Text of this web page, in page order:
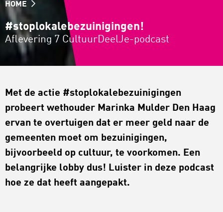
HOME
#stoplokalebezuinigingen!
Aflevering 7 CultuurDeelJe-podcast
Met de actie #stoplokalebezuinigingen
probeert wethouder Marinka Mulder Den Haag
ervan te overtuigen dat er meer geld naar de
gemeenten moet om bezuinigingen,
bijvoorbeeld op cultuur, te voorkomen. Een
belangrijke lobby dus! Luister in deze podcast
hoe ze dat heeft aangepakt.